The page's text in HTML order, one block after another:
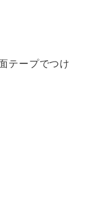
テープでつけ